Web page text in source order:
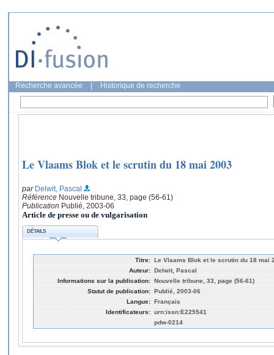
Recherche avancée Historique de recherche
Le Vlaams Blok et le scrutin du 18 mai 2003
par Delwit, Pascal
Référence Nouvelle tribune, 33, page (56-61)
Publication Publié, 2003-06
Article de presse ou de vulgarisation
DÉTAILS
Titre: Le Vlaams Blok et le scrutin du 18 mai
Auteur: Delwit, Pascal
Informations sur la publication: Nouvelle tribune, 33, page (56-61)
Statut de publication: Publié, 2003-06
Langue: Français
Identificateurs: urn:issn:E225541
pdw-0214